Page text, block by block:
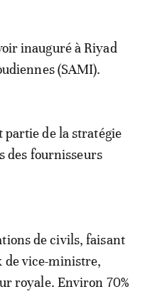
inauguré à Riyad
(SAMI).
partie de la stratégie
des fournisseurs
de civils, faisant
de vice-ministre,
royale. Environ 70%